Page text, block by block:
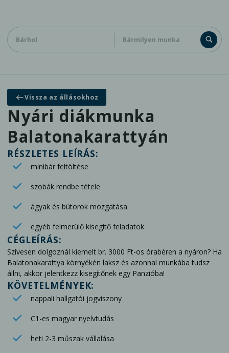
Kapcsolat
Általános jelentkezés adatbázisunkba
Vissza az állásokhoz
Nyári diákmunka
Balatonakarattyán
RÉSZLETES LEÍRÁS:
minibár feltöltése
szobák rendbe tétele
ágyak és bútorok mozgatása
egyéb felmerülő kisegítő feladatok
CÉGLEÍRÁS:
Szívesen dolgoznál kiemelt br. 3000 Ft-os órabéren a nyáron? Ha
Balatonakarattya környékén laksz és azonnal munkába tudsz
állni, akkor jelentkezz kisegítőnek egy Panzióba!
KÖVETELMÉNYEK:
nappali hallgatói jogviszony
C1-es magyar nyelvtudás
heti 2-3 műszak vállalása